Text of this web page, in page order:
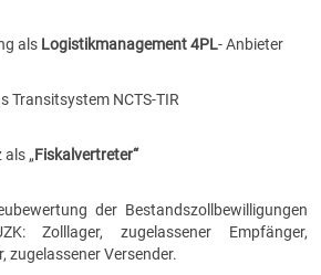
als Logistikmanagement 4PL- Anbieter
Transitsystem NCTS-TIR
„Fiskalvertreter“
der Bestandszollbewilligungen
Zolllager, zugelassener Empfänger,
zugelassener Versender.